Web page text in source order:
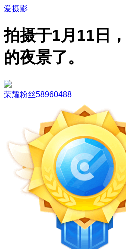
爱摄影
拍摄于1月11日
的夜景了。
荣耀粉丝58960488